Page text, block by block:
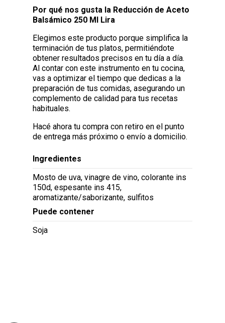
Por qué nos gusta la Reducción de Aceto
Balsámico 250 Ml Lira
Elegimos este producto porque simplifica la
terminación de tus platos, permitiéndote
obtener resultados precisos en tu día a día.
Al contar con este instrumento en tu cocina,
vas a optimizar el tiempo que dedicas a la
preparación de tus comidas, asegurando un
complemento de calidad para tus recetas
habituales.
Hacé ahora tu compra con retiro en el punto
de entrega más próximo o envío a domicilio.
Ingredientes
Mosto de uva, vinagre de vino, colorante ins
150d, espesante ins 415,
aromatizante/saborizante, sulfitos
Puede contener
Soja